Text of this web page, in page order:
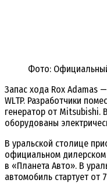
Фото:
Запас хода Rox Adamas
WLTP. Разработчики
генератор от Mitsubishi.
оборудованы
В уральской столице
официальном дилерском
в «Планета Авто». В
автомобиль стартует от